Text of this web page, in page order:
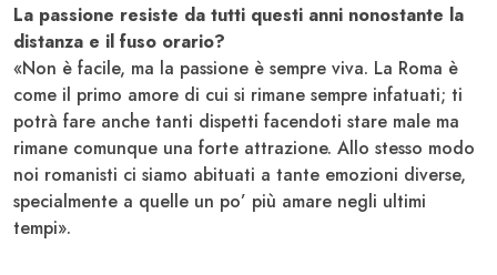
La passione resiste da tutti questi anni nonostante la
distanza e il fuso orario?
«Non è facile, ma la passione è sempre viva. La Roma è
come il primo amore di cui si rimane sempre infatuati; ti
potrà fare anche tanti dispetti facendoti stare male ma
rimane comunque una forte attrazione. Allo stesso modo
noi romanisti ci siamo abituati a tante emozioni diverse,
specialmente a quelle un po’ più amare negli ultimi
tempi».